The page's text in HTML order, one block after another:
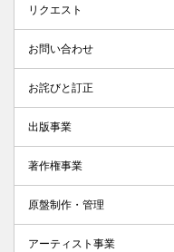
リクエスト
お問い合わせ
お詫びと訂正
出版事業
著作権事業
原盤制作・管理
アーティスト事業